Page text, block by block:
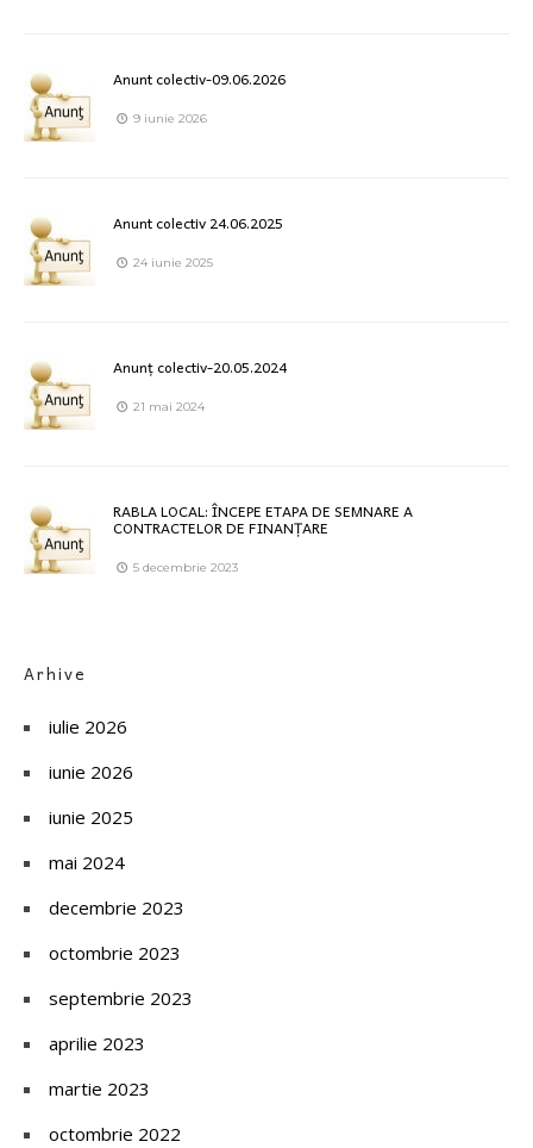
Anunt colectiv-09.06.2026
9 iunie 2026
Anunt colectiv 24.06.2025
24 iunie 2025
Anunț colectiv-20.05.2024
21 mai 2024
RABLA LOCAL: ÎNCEPE ETAPA DE SEMNARE A
CONTRACTELOR DE FINANȚARE
5 decembrie 2023
Arhive
iulie 2026
iunie 2026
iunie 2025
mai 2024
decembrie 2023
octombrie 2023
septembrie 2023
aprilie 2023
martie 2023
octombrie 2022